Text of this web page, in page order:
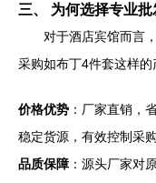
三、 为何选择专业批
对于酒店宾馆而言
采购如布丁4件套这样的
价格优势 ：厂家直销，
稳定货源，有效控制采购
品质保障 ：源头厂家对